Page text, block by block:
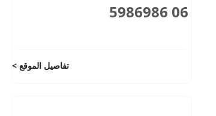
06 5986986
تفاصيل الموقع